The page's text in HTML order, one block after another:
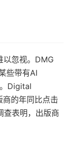
以忽视。DMG
些带有AI
Digital
的年同比点击
查表明，出版商